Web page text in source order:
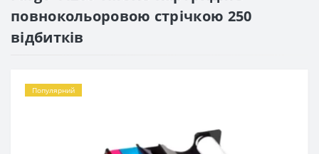
повнокольоровою стрічкою 250
відбитків
Популярний